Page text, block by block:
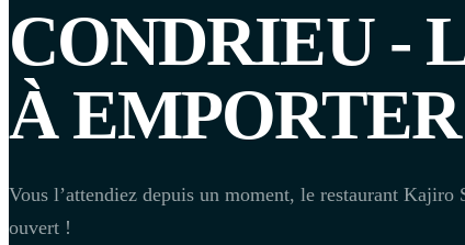
CONDRIEU -
À EMPORTER
Vous l’attendiez depuis un moment, le restaurant Kajiro
ouvert !